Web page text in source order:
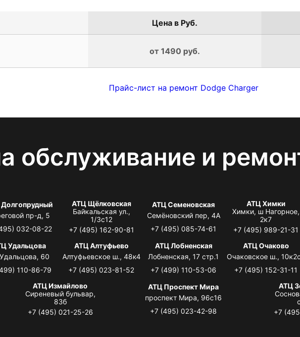
Цена в Руб.
от 1490 руб.
Прайс-лист на ремонт Dodge Charger
обслуживание и
пр-д, 5
032-08-22
АТЦ Щёлковская
Байкальская ул.,
1/3с12
+7 (495) 162-90-81
АТЦ Семеновская
Семёновский пер, 4А
+7 (495) 085-74-61
АТЦ Химки
Химки, ш Нагорное,
2к7
+7 (495) 989-21-31
Удальцова
60
110-86-79
АТЦ Алтуфьево
Алтуфьевское ш., 48к4
+7 (495) 023-81-52
АТЦ Лобненская
Лобненская, 17 стр.1
+7 (499) 110-53-06
АТЦ Очаково
Очаковское ш.,
+7 (495) 152-31-11
АТЦ Измайлово
Сиреневый бульвар,
83б
+7 (495) 021-25-26
АТЦ Проспект Мира
проспект Мира, 96с16
+7 (495) 023-42-98
АТЦ
+7